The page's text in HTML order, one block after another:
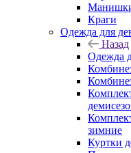
Краги
Одежда для
Назад
Одежда
зимние
Куртки